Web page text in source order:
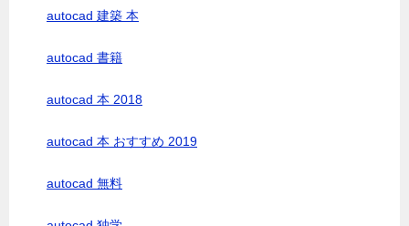
autocad 建築 本
autocad 書籍
autocad 本 2018
autocad 本 おすすめ 2019
autocad 無料